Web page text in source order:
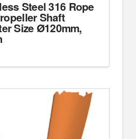
Steel 316 Rope
Shaft
Size Ø120mm,